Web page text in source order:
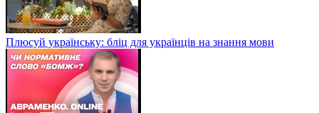
Плюсуй українську: бліц для українців на знання мови